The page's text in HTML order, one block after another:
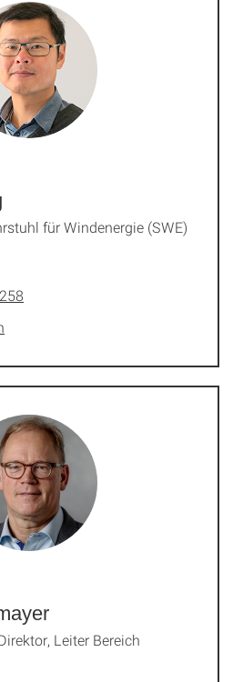
für Windenergie (SWE)
Leiter Bereich